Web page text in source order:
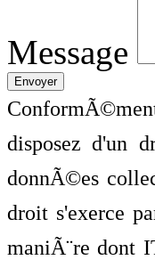
Message
disposez d'un
donnÃ©es
droit s'exerce
maniÃ¨re dont